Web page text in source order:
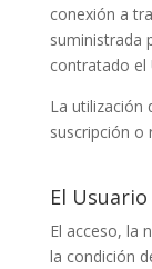
conexión a
suministrada
contratado el
La utilización
suscripción o
El Usuario
El acceso, la
la condición